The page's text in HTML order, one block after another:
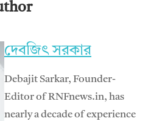
দেবজিৎ সরকার
Debajit Sarkar, Founder-
Editor of RNFnews.in, has
nearly a decade of experience